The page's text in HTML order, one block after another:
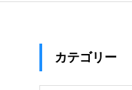
カテゴリー